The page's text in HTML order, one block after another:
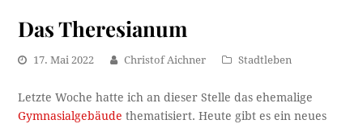
Das Theresianum
17. Mai 2022 Christof Aichner Stadtleben
Letzte Woche hatte ich an dieser Stelle das ehemalige
Gymnasialgebäudethematisiert. Heute gibt es ein neues